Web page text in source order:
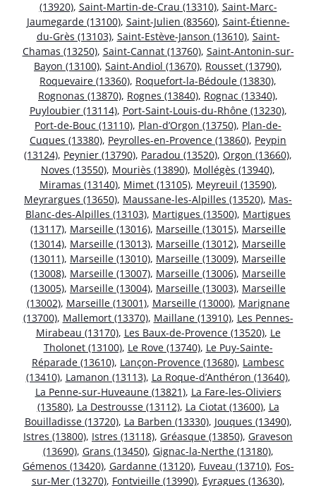
(13920), Saint-Martin-de-Crau (13310), Saint-Marc-
Jaumegarde (13100), Saint-Julien (83560), Saint-Étienne-
du-Grès (13103), Saint-Estève-Janson (13610), Saint-
Chamas (13250), Saint-Cannat (13760), Saint-Antonin-sur-
Bayon (13100), Saint-Andiol (13670), Rousset (13790),
Roquevaire (13360), Roquefort-la-Bédoule (13830),
Rognonas (13870), Rognes (13840), Rognac (13340),
Puyloubier (13114), Port-Saint-Louis-du-Rhône (13230),
Port-de-Bouc (13110), Plan-d’Orgon (13750), Plan-de-
Cuques (13380), Peyrolles-en-Provence (13860), Peypin
(13124), Peynier (13790), Paradou (13520), Orgon (13660),
Noves (13550), Mouriès (13890), Mollégès (13940),
Miramas (13140), Mimet (13105), Meyreuil (13590),
Meyrargues (13650), Maussane-les-Alpilles (13520), Mas-
Blanc-des-Alpilles (13103), Martigues (13500), Martigues
(13117), Marseille (13016), Marseille (13015), Marseille
(13014), Marseille (13013), Marseille (13012), Marseille
(13011), Marseille (13010), Marseille (13009), Marseille
(13008), Marseille (13007), Marseille (13006), Marseille
(13005), Marseille (13004), Marseille (13003), Marseille
(13002), Marseille (13001), Marseille (13000), Marignane
(13700), Mallemort (13370), Maillane (13910), Les Pennes-
Mirabeau (13170), Les Baux-de-Provence (13520), Le
Tholonet (13100), Le Rove (13740), Le Puy-Sainte-
Réparade (13610), Lançon-Provence (13680), Lambesc
(13410), Lamanon (13113), La Roque-d’Anthéron (13640),
La Penne-sur-Huveaune (13821), La Fare-les-Oliviers
(13580), La Destrousse (13112), La Ciotat (13600), La
Bouilladisse (13720), La Barben (13330), Jouques (13490),
Istres (13800), Istres (13118), Gréasque (13850), Graveson
(13690), Grans (13450), Gignac-la-Nerthe (13180),
Gémenos (13420), Gardanne (13120), Fuveau (13710), Fos-
sur-Mer (13270), Fontvieille (13990), Eyragues (13630),